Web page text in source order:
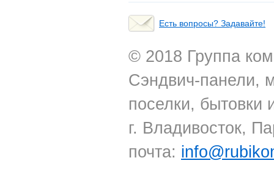
Есть вопросы? Задавайте!
© 2018 Группа
Сэндвич-панели,
поселки, бытовки
г. Владивосток,
почта: